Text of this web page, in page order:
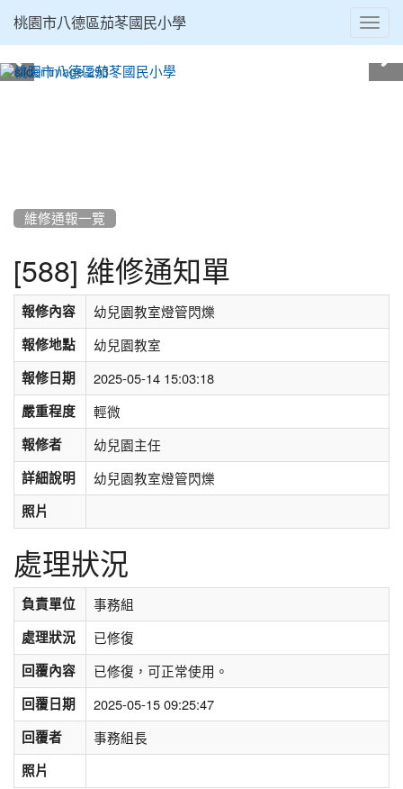
桃園市八德區茄苳國民小學
維修通報一覽
[588] 維修通知單
報修內容
幼兒園教室燈管閃爍
報修地點
幼兒園教室
報修日期
2025-05-14 15:03:18
嚴重程度
輕微
報修者
幼兒園主任
詳細說明
幼兒園教室燈管閃爍
照片
處理狀況
負責單位
事務組
處理狀況
已修復
回覆內容
已修復，可正常使用。
回覆日期
2025-05-15 09:25:47
回覆者
事務組長
照片